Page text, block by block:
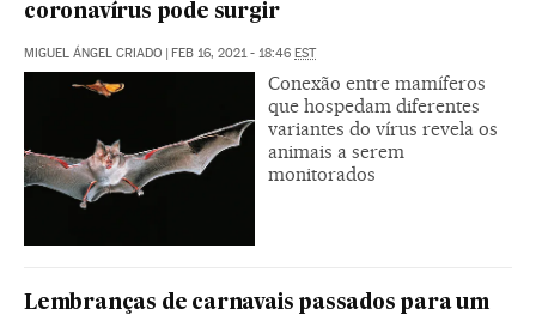
coronavírus pode surgir
MIGUEL ÁNGEL CRIADO | FEB 16, 2021 - 18:46 EST
Conexão entre mamíferos
que hospedam diferentes
variantes do vírus revela os
animais a serem
monitorados
Lembranças de carnavais passados para um